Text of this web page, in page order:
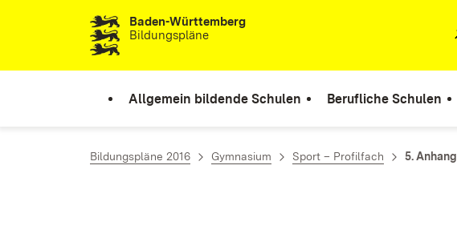
Zum Inhalt springenBaden-Württemberg
Bildungspläne
Allgemein bildende Schulen Berufliche Schulen
Bildungspläne 2016 Gymnasium Sport – Profilfach 5. Anhang